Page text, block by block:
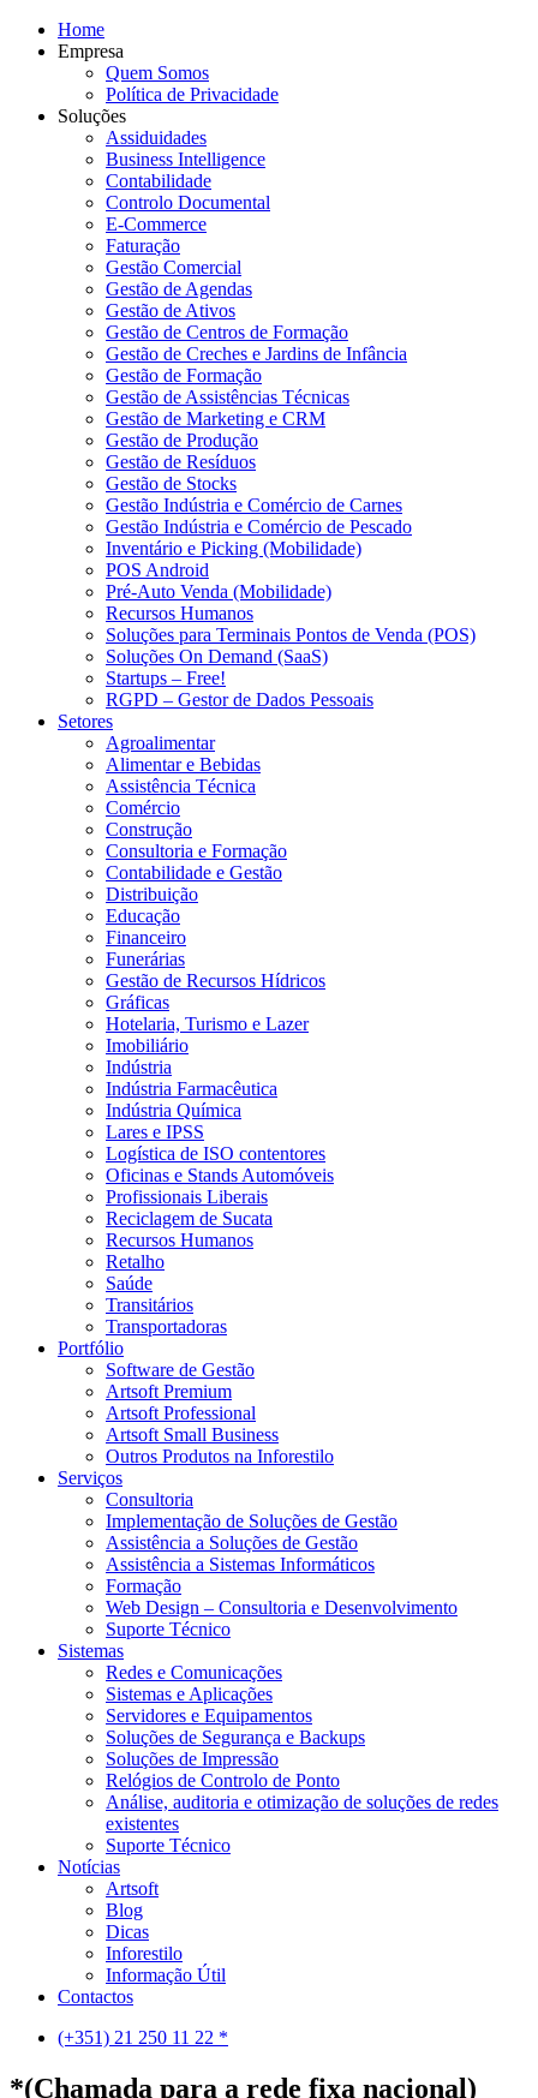
Home
Empresa
Quem Somos
Política de Privacidade
Soluções
Assiduidades
Business Intelligence
Contabilidade
Controlo Documental
E-Commerce
Faturação
Gestão Comercial
Gestão de Agendas
Gestão de Ativos
Gestão de Centros de Formação
Gestão de Creches e Jardins de Infância
Gestão de Formação
Gestão de Assistências Técnicas
Gestão de Marketing e CRM
Gestão de Produção
Gestão de Resíduos
Gestão de Stocks
Gestão Indústria e Comércio de Carnes
Gestão Indústria e Comércio de Pescado
Inventário e Picking (Mobilidade)
POS Android
Pré-Auto Venda (Mobilidade)
Recursos Humanos
Soluções para Terminais Pontos de Venda (POS)
Soluções On Demand (SaaS)
Startups – Free!
RGPD – Gestor de Dados Pessoais
Setores
Agroalimentar
Alimentar e Bebidas
Assistência Técnica
Comércio
Construção
Consultoria e Formação
Contabilidade e Gestão
Distribuição
Educação
Financeiro
Funerárias
Gestão de Recursos Hídricos
Gráficas
Hotelaria, Turismo e Lazer
Imobiliário
Indústria
Indústria Farmacêutica
Indústria Química
Lares e IPSS
Logística de ISO contentores
Oficinas e Stands Automóveis
Profissionais Liberais
Reciclagem de Sucata
Recursos Humanos
Retalho
Saúde
Transitários
Transportadoras
Portfólio
Software de Gestão
Artsoft Premium
Artsoft Professional
Artsoft Small Business
Outros Produtos na Inforestilo
Serviços
Consultoria
Implementação de Soluções de Gestão
Assistência a Soluções de Gestão
Assistência a Sistemas Informáticos
Formação
Web Design – Consultoria e Desenvolvimento
Suporte Técnico
Sistemas
Redes e Comunicações
Sistemas e Aplicações
Servidores e Equipamentos
Soluções de Segurança e Backups
Soluções de Impressão
Relógios de Controlo de Ponto
Análise, auditoria e otimização de soluções de redes
existentes
Suporte Técnico
Notícias
Artsoft
Blog
Dicas
Inforestilo
Informação Útil
Contactos
(+351) 21 250 11 22 *
*(Chamada para a rede fixa nacional)